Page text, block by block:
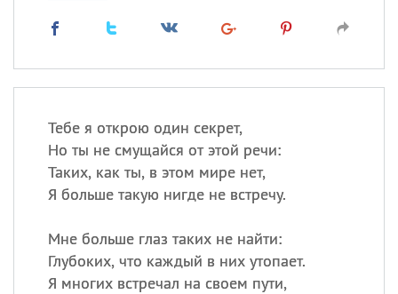
Тебе я открою один секрет,
Но ты не смущайся от этой речи:
Таких, как ты, в этом мире нет,
Я больше такую нигде не встречу.
Мне больше глаз таких не найти:
Глубоких, что каждый в них утопает.
Я многих встречал на своем пути,